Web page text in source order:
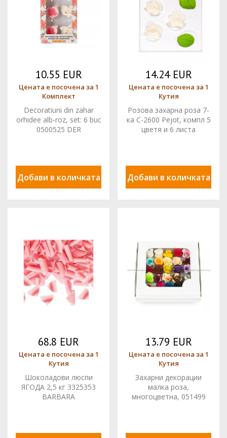
10.55 EUR
Цената е посочена за 1
Комплект
Decoratiuni din zahar
orhidee alb-roz, set: 6 buc
0500525 DER
Добави в количката
14.24 EUR
Цената е посочена за 1
Кутия
Розова захарна роза 7-
ка C-2600 Pejot, компл 5
цветя и 6 листа
Добави в количката
68.8 EUR
Цената е посочена за 1
Кутия
Шоколадови люспи
ЯГОДА 2,5 кг 3325353
BARBARA
13.79 EUR
Цената е посочена за 1
Кутия
Захарни декорации
малка роза,
многоцветна, 051499